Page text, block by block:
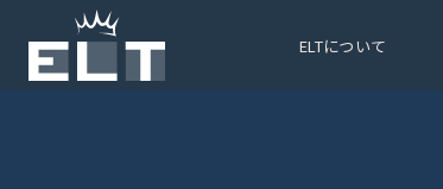
メインコンテンツにスキップ
ELTについて